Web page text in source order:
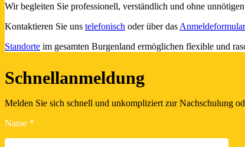
Wir begleiten Sie professionell, verständlich und ohne
Kontaktieren Sie uns telefonisch oder über das Anmeldeformular
Standorte im gesamten Burgenland ermöglichen flexible und
Schnellanmeldung
Melden Sie sich schnell und unkompliziert zur Nachschulung
Name *